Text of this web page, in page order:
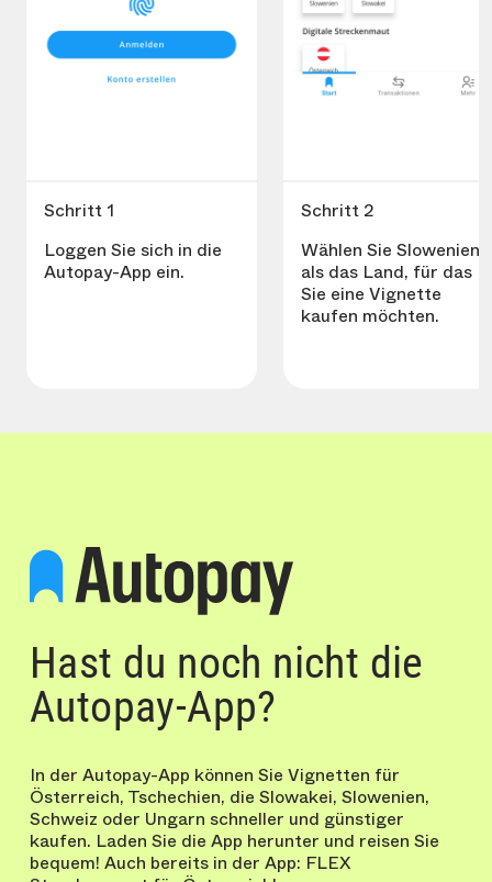
Schritt 1
Loggen Sie sich in die
Autopay-App ein.
Schritt 2
Wählen Sie Slowenien
als das Land, für das
Sie eine Vignette
kaufen möchten.
Hast du noch nicht die
Autopay-App?
In der Autopay-App können Sie Vignetten für
Österreich, Tschechien, die Slowakei, Slowenien,
Schweiz oder Ungarn schneller und günstiger
kaufen. Laden Sie die App herunter und reisen Sie
bequem! Auch bereits in der App: FLEX